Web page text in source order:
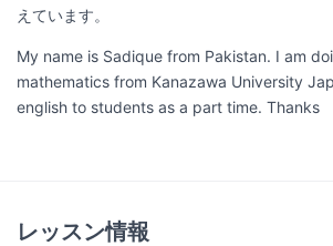
えています。
My name is Sadique from Pakistan. I am
mathematics from Kanazawa University
english to students as a part time. Thanks
レッスン情報